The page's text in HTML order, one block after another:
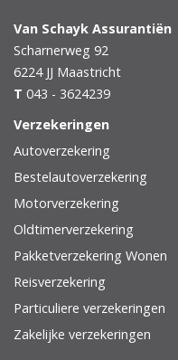
Van Schayk Assurantiën
Scharnerweg 92
6224 JJ Maastricht
T 043 - 3624239
Verzekeringen
Autoverzekering
Bestelautoverzekering
Motorverzekering
Oldtimerverzekering
Pakketverzekering Wonen
Reisverzekering
Particuliere verzekeringen
Zakelijke verzekeringen